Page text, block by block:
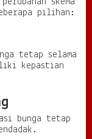
skema
pilihan:
tetap selama
kepastian
bunga tetap